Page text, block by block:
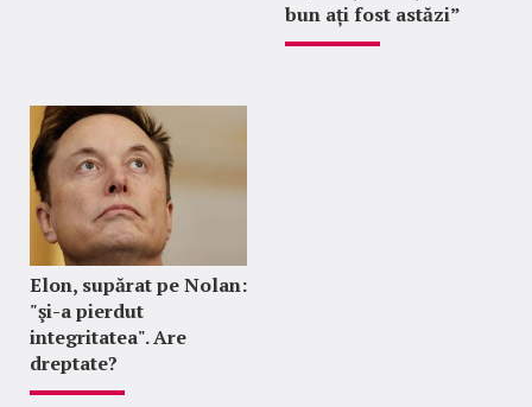
bun ați fost astăzi”
Elon, supărat pe Nolan:
"şi-a pierdut
integritatea". Are
dreptate?